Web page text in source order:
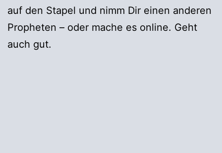
auf den Stapel und nimm Dir einen anderen
Propheten – oder mache es online. Geht
auch gut.